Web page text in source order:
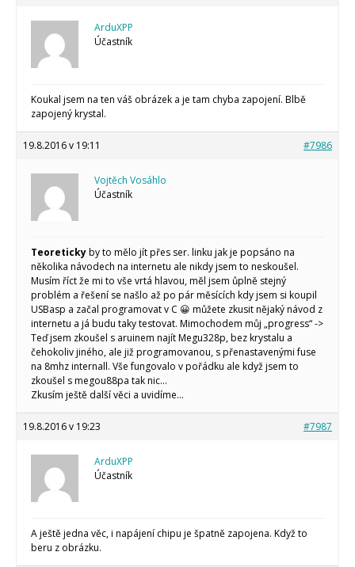
ArduXPP
Účastník
Koukal jsem na ten váš obrázek a je tam chyba zapojení. Blbě
zapojený krystal.
19.8.2016 v 19:11 #7986
Vojtěch Vosáhlo
Účastník
Teoretickyby to mělo jít přes ser. linku jak je popsáno na
několika návodech na internetu ale nikdy jsem to neskoušel.
Musím říct že mi to vše vrtá hlavou, měl jsem ůplně stejný
problém a řešení se našlo až po pár měsících kdy jsem si koupil
USBasp a začal programovat v C 😀 můžete zkusit nějaký návod z
internetu a já budu taky testovat. Mimochodem můj „progress“ ->
Teď jsem zkoušel s aruinem najít Megu328p, bez krystalu a
čehokoliv jiného, ale již programovanou, s přenastavenými fuse
na 8mhz internall. Vše fungovalo v pořádku ale když jsem to
zkoušel s megou88pa tak nic…
Zkusím ještě další věci a uvidíme…
19.8.2016 v 19:23 #7987
ArduXPP
Účastník
A ještě jedna věc, i napájení chipu je špatně zapojena. Když to
beru z obrázku.